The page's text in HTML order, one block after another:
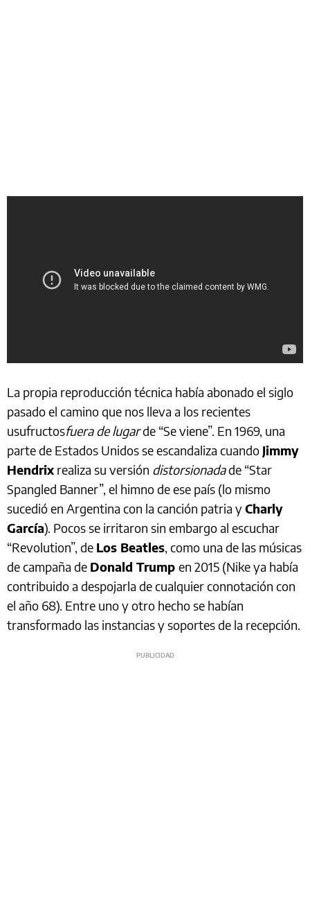
La propia reproducción técnica había abonado el siglo
pasado el camino que nos lleva a los recientes
usufructosfuera de lugarde “Se viene”. En 1969, una
parte de Estados Unidos se escandaliza cuando Jimmy
Hendrix realiza su versión distorsionadade “Star
Spangled Banner”, el himno de ese país (lo mismo
sucedió en Argentina con la canción patria yCharly
García). Pocos se irritaron sin embargo al escuchar
“Revolution”, de Los Beatles, como una de las músicas
de campaña de Donald Trump en 2015 (Nike ya había
contribuido a despojarla de cualquier connotación con
el año 68). Entre uno y otro hecho se habían
transformado las instancias y soportes de la recepción.